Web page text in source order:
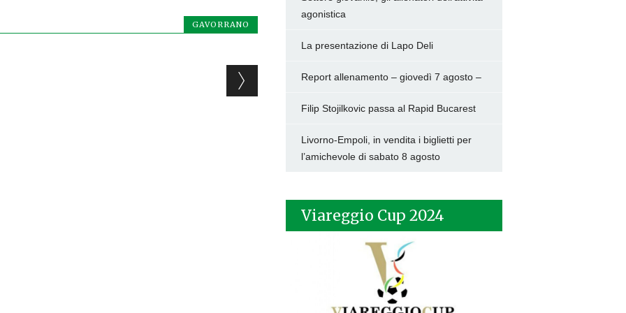
GAVORRANO
agonistica
La presentazione di Lapo Deli
Report allenamento – giovedì 7 agosto –
Filip Stojilkovic passa al Rapid Bucarest
Livorno-Empoli, in vendita i biglietti per
l’amichevole di sabato 8 agosto
Viareggio Cup 2024